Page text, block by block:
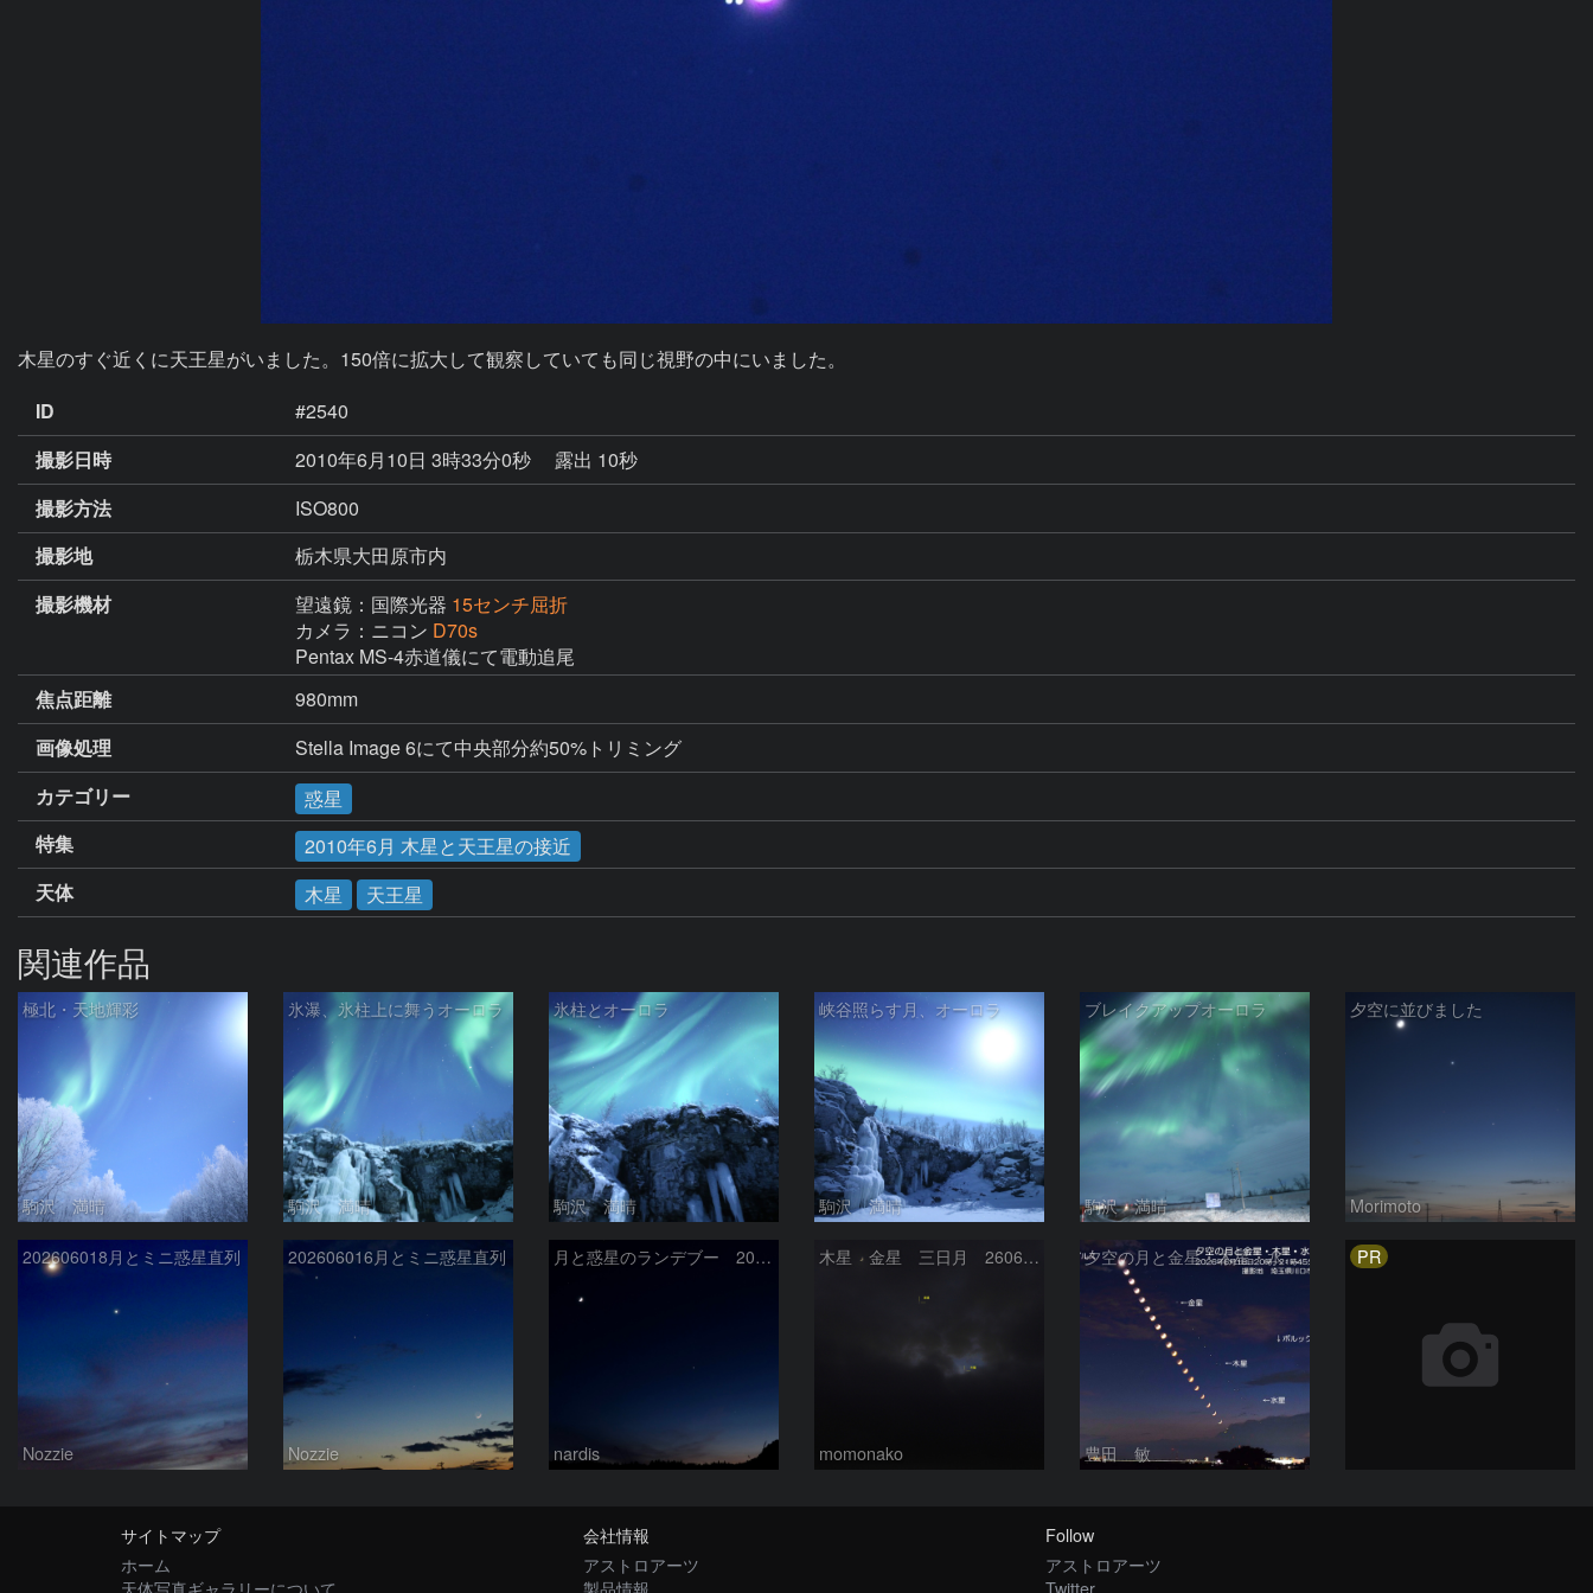
木星のすぐ近くに天王星がいました。150倍に拡大して観察していても同じ視野の中にいました。
ID
#2540
撮影日時
2010年6月10日 3時33分0秒
露出 10秒
撮影方法
ISO800
撮影地
栃木県大田原市内
撮影機材
望遠鏡：国際光器 15センチ屈折
カメラ：ニコン D70s
Pentax MS-4赤道儀にて電動追尾
焦点距離
980mm
画像処理
Stella Image 6にて中央部分約50%トリミング
カテゴリー
惑星
特集
2010年6月 木星と天王星の接近
天体
木星 天王星
関連作品
極北・天地輝彩
駒沢 満晴
氷瀑、氷柱上に舞うオーロラ
駒沢 満晴
氷柱とオーロラ
駒沢 満晴
峡谷照らす月、オーロラ
駒沢 満晴
ブレイクアップオーロラ
駒沢 満晴
夕空に並びました
Morimoto
202606018月とミニ惑星直列
Nozzie
202606016月とミニ惑星直列
Nozzie
月と惑星のランデブー 2026/06/19
nardis
木星 金星 三日月 260618
momonako
夕空の月と金星・木星・水星の接近 2026/6/18
豊田 敏
PR
サイトマップ
ホーム
天体写真ギャラリーについて
会社情報
アストロアーツ
製品情報
Follow
アストロアーツ
Twitter